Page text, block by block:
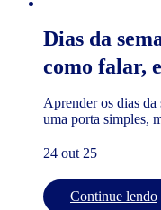
Dias da
como falar,
Aprender os dias da
uma porta simples,
24 out 25
Continue lendo